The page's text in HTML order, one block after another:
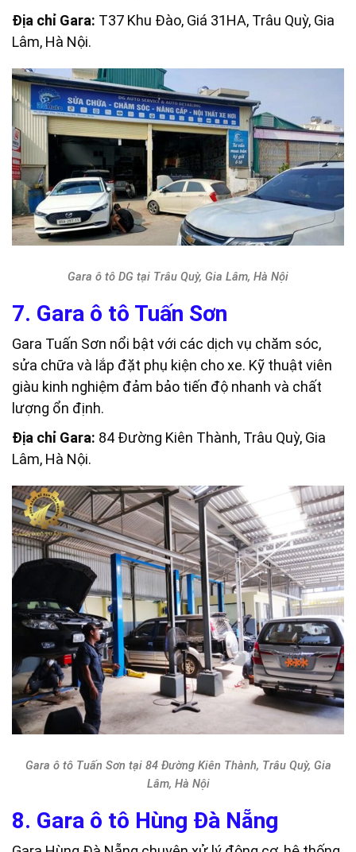
Địa chỉ Gara: T37 Khu Đào, Giá 31HA, Trâu Quỳ, Gia
Lâm, Hà Nội.
Gara ô tô DG tại Trâu Quỳ, Gia Lâm, Hà Nội
7. Gara ô tô Tuấn Sơn
Gara Tuấn Sơn nổi bật với các dịch vụ chăm sóc,
sửa chữa và lắp đặt phụ kiện cho xe. Kỹ thuật viên
giàu kinh nghiệm đảm bảo tiến độ nhanh và chất
lượng ổn định.
Địa chỉ Gara: 84 Đường Kiên Thành, Trâu Quỳ, Gia
Lâm, Hà Nội.
Gara ô tô Tuấn Sơn tại 84 Đường Kiên Thành, Trâu Quỳ, Gia
Lâm, Hà Nội
8. Gara ô tô Hùng Đà Nẵng